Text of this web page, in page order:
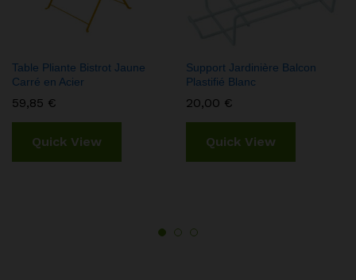
Table Pliante Bistrot Jaune
Carré en Acier
59,85 €
Quick View
Support Jardinière Balcon
Plastifié Blanc
20,00 €
Quick View